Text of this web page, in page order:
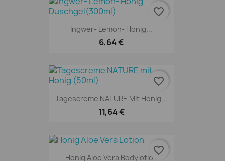
Ingwer- Lemon- Honig...
6,64 €
favorite_border
Tagescreme NATURE Mit Honig...
11,64 €
favorite_border
Honig Aloe Vera Bodylotion
favorite_border